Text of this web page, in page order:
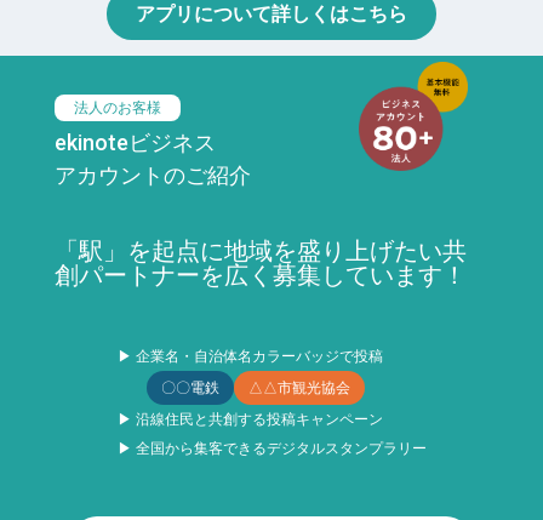
アプリについて詳しくはこちら
法人のお客様
ekinoteビジネス
アカウントのご紹介
「駅」を起点に地域を盛り上げたい共
創パートナーを広く募集しています！
▶ 企業名・自治体名カラーバッジで投稿
〇〇電鉄
△△市観光協会
▶ 沿線住民と共創する投稿キャンペーン
▶ 全国から集客できるデジタルスタンプラリー